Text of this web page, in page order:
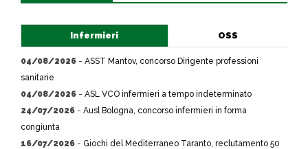
Infermieri OSS
04/08/2026 - ASST Mantov, concorso Dirigente professioni
sanitarie
04/08/2026 - ASL VCO infermieri a tempo indeterminato
24/07/2026 - Ausl Bologna, concorso infermieri in forma
congiunta
16/07/2026 - Giochi del Mediterraneo Taranto, reclutamento 50